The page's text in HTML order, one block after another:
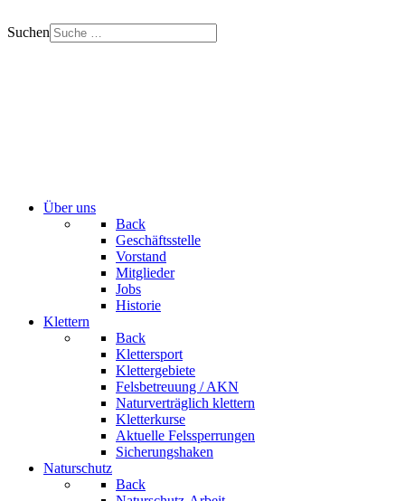
Suchen
Über uns
Back
Geschäftsstelle
Vorstand
Mitglieder
Jobs
Historie
Klettern
Back
Klettersport
Klettergebiete
Felsbetreuung / AKN
Naturverträglich klettern
Kletterkurse
Aktuelle Felssperrungen
Sicherungshaken
Naturschutz
Back